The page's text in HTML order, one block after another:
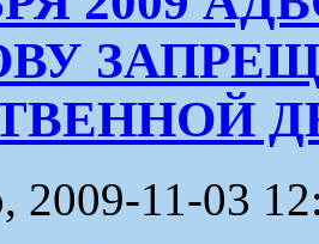
2009-11-03